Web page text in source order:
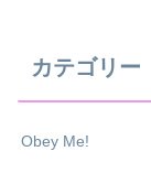
カテゴリー
Obey Me!